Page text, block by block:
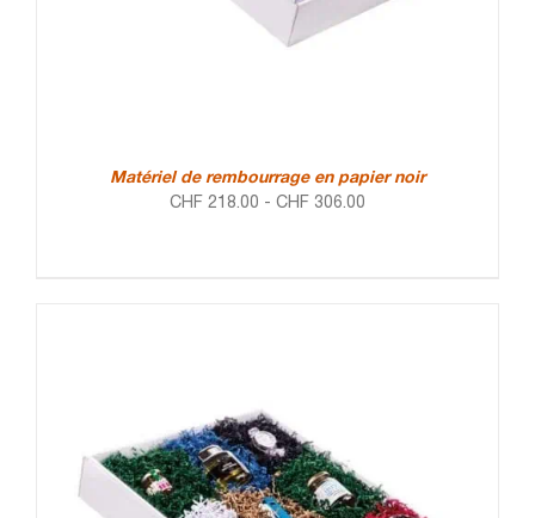
Matériel de rembourrage en papier noir
CHF 218.00 - CHF 306.00